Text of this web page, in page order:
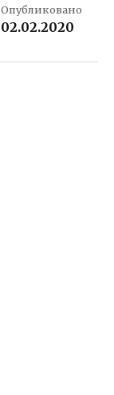
Опубликовано
02.02.2020